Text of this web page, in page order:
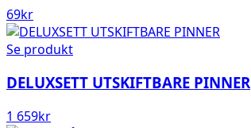
69kr
Se produkt
DELUXSETT UTSKIFTBARE PINNER
1 659kr